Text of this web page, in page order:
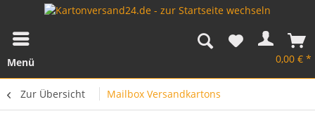
Menü 0,00 € *
Zur Übersicht Mailbox Versandkartons